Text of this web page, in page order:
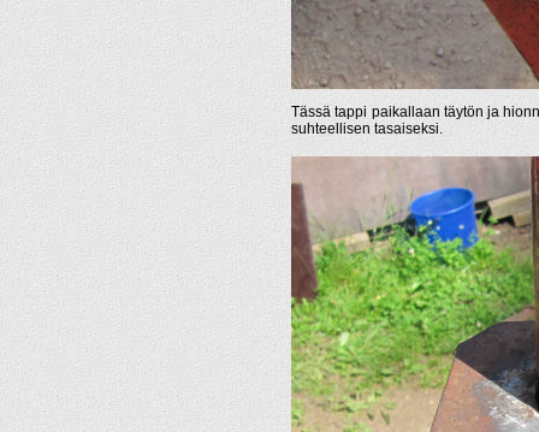
Tässä tappi paikallaan täytön ja
suhteellisen tasaiseksi.